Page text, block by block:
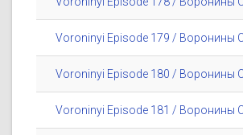
Voroninyi Episode 179 / Воронины
Voroninyi Episode 180 / Воронины
Voroninyi Episode 181 / Воронины